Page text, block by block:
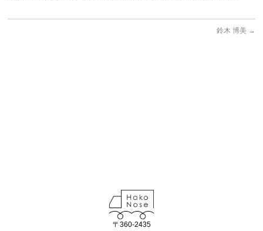
鈴木 博美 →
〒360-2435